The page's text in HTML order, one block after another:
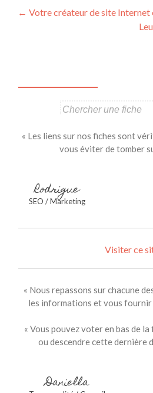
Navigation
← Votre créateur de site Internet
« Les liens sur nos fiches sont
vous éviter de tomber
Rodrigue
SEO / Marketing
Visiter ce
« Nous repassons sur chacune
les informations et vous fournir
« Vous pouvez voter en bas de
ou descendre cette dernière
Daniella